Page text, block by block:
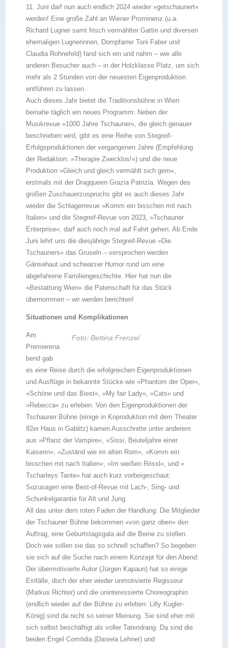
11. Juni darf nun auch endlich 2024 wieder »getschaunert«
werden! Eine große Zahl an Wiener Prominenz (u.a.
Richard Lugner samt frisch vermählter Gattin und diversen
ehemaligen Lugnerinnen, Dompfarrer Toni Faber und
Claudia Rohnefeld) fand sich ein und nahm – wie alle
anderen Besucher auch – in der Holzklasse Platz, um sich
mehr als 2 Stunden von der neuesten Eigenproduktion
entführen zu lassen.
Auch dieses Jahr bietet die Traditionsbühne in Wien
beinahe täglich ein neues Programm: Neben der
Musikrevue »1000 Jahre Tschauner«, die gleich genauer
beschrieben wird, gibt es eine Reihe von Stegreif-
Erfolgsproduktionen der vergangenen Jahre (Empfehlung
der Redaktion: »Therapie Zwecklos!«) und die neue
Produktion »Gleich und gleich vermählt sich gern«,
erstmals mit der Dragqueen Grazia Patrizia. Wegen des
großen Zuschauerzuspruchs gibt es auch dieses Jahr
wieder die Schlagerrevue »Komm ein bisschen mit nach
Italien« und die Stegreif-Revue von 2023, »Tschauner
Enterprise«, darf auch noch mal auf Fahrt gehen. Ab Ende
Juni lehrt uns die diesjährige Stegreif-Revue »Die
Tschauners« das Gruseln – versprochen werden
Gänsehaut und schwarzer Humor rund um eine
abgefahrene Familiengeschichte. Hier hat nun die
»Bestattung Wien« die Patenschaft für das Stück
übernommen – wir werden berichten!
Situationen und Komplikationen
Foto: Bettina Frenzel
Am
Premierena
bend gab
es eine Reise durch die erfolgreichen Eigenproduktionen
und Ausflüge in bekannte Stücke wie »Phantom der Oper«,
»Schöne und das Biest«, »My fair Lady«, »Cats« und
»Rebecca« zu erleben. Von den Eigenproduktionen der
Tschauner Bühne (einige in Koproduktion mit dem Theater
82er Haus in Gablitz) kamen Ausschnitte unter anderem
aus »Pflanz der Vampire«, »Sissi, Beuteljahre einer
Kaiserin«, »Zuständ wie im alten Rom«, »Komm ein
bisschen mit nach Italien«, »Im weißen Rössl«, und »
Tscharleys Tante« hat auch kurz vorbeigeschaut.
Sozusagen eine Best-of-Revue mit Lach-, Sing- und
Schunkelgarantie für Alt und Jung.
All das unter dem roten Faden der Handlung: Die Mitglieder
der Tschauner Bühne bekommen »von ganz oben« den
Auftrag, eine Geburtstagsgala auf die Beine zu stellen.
Doch wie sollen sie das so schnell schaffen? So begeben
sie sich auf die Suche nach einem Konzept für den Abend:
Der übermotivierte Autor (Jürgen Kapaun) hat so einige
Einfälle, doch der eher wieder unmotivierte Regisseur
(Markus Richter) und die uninteressierte Choreographin
(endlich wieder auf der Bühne zu erleben: Lilly Kugler-
König) sind da nicht so seiner Meinung. Sie sind eher mit
sich selbst beschäftigt als voller Tatendrang. Da sind die
beiden Engel Comödia (Daniela Lehner) und